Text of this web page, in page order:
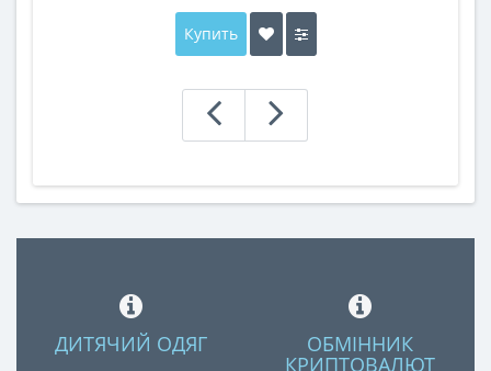
Купить
ДИТЯЧИЙ ОДЯГ ОБМІННИК
КРИПТОВАЛЮТ